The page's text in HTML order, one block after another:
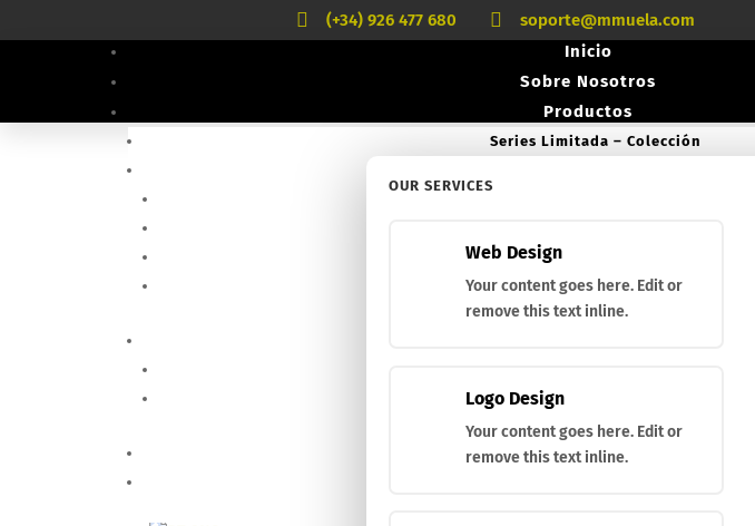
 (+34) 926 477 680  soporte@mmuela.com
Inicio
Sobre Nosotros
Productos
Series Limitada – Colección
Gourmet
Hachas
OUR SERVICES
Web Design
Your content goes here. Edit or
remove this text inline.
Logo Design
Your content goes here. Edit or
remove this text inline.